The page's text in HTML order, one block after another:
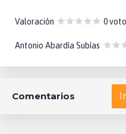
Valoración 0
Antonio Abardía Subías
Comentarios